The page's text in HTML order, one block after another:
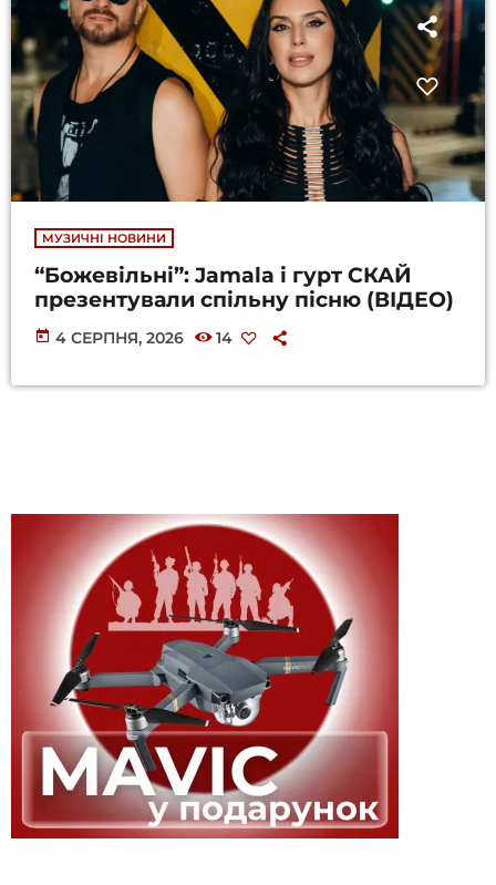
МУЗИЧНІ НОВИНИ
“Божевільні”: Jamala і гурт СКАЙ
презентували спільну пісню (ВІДЕО)
today 4 СЕРПНЯ, 2026 14